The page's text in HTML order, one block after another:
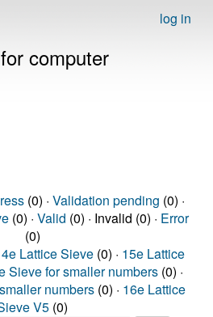
log in
computer
(0) · Validation pending (0) ·
(0) · Valid (0) · Invalid (0) · Error
(0)
Lattice Sieve (0) · 15e Lattice
Sieve for smaller numbers (0) ·
numbers (0) · 16e Lattice
V5 (0)